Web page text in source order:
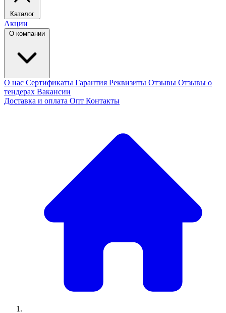
Каталог
Акции
О компании
О нас Сертификаты Гарантия Реквизиты Отзывы Отзывы о
тендерах Вакансии
Доставка и оплата Опт Контакты